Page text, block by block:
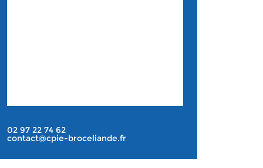
02 97 22 74 62
contact@cpie-broceliande.fr